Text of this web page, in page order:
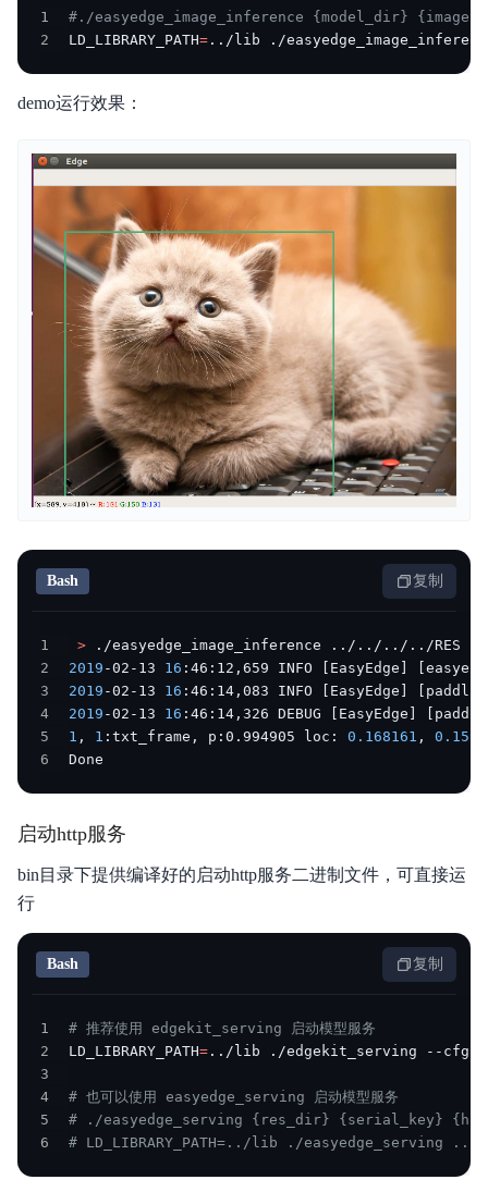
1
#./easyedge_image_inference {model_dir}
2
LD_LIBRARY_PATH= .. /lib ./
demo运行效果：
Bash 复制
1 > ./easyedge_image_inference .. / .. / .. / .. /RES
2
2019 -02-13 16 :46:12,659 INFO EasyEdge
3
2019 -02-13 16 :46:14,083 INFO EasyEdge
4
2019 -02-13 16 :46:14,326 DEBUG EasyEdge
5
1 , 1 :txt_frame, p:0.994905 loc: 0.168161 ,
6
Done
启动http服务
bin目录下提供编译好的启动http服务二进制文件，可直接运
行
Bash 复制
1
# 推荐使用 edgekit_serving 启动模型服务
2
LD_LIBRARY_PATH= .. /lib ./edgekit_serving --cfg
3
4
# 也可以使用 easyedge_serving 启动模型服务
5
# ./easyedge_serving {res_dir} {serial_key}
6
# LD_LIBRARY_PATH=../lib ./easyedge_serving